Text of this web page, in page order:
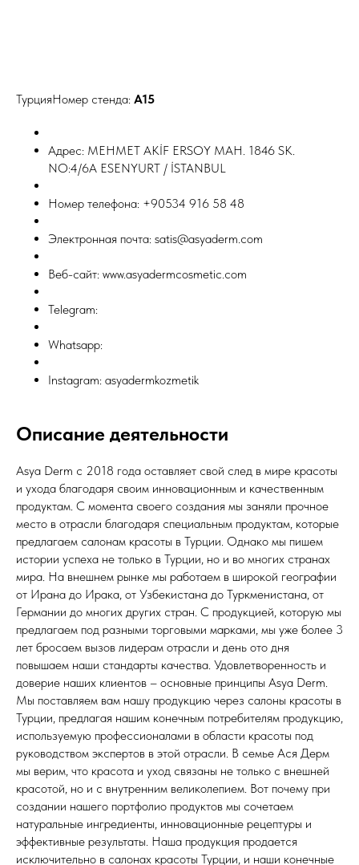
ТурцияНомер стенда: A15
Адрес: MEHMET AKİF ERSOY MAH. 1846 SK.
NO:4/6A ESENYURT / İSTANBUL
Номер телефона: +90534 916 58 48
Электронная почта: satis@asyaderm.com
Веб-сайт: www.asyadermcosmetic.com
Telegram:
Whatsapp:
Instagram: asyadermkozmetik
Описание деятельности
Asya Derm с 2018 года оставляет свой след в мире красоты
и ухода благодаря своим инновационным и качественным
продуктам. С момента своего создания мы заняли прочное
место в отрасли благодаря специальным продуктам, которые
предлагаем салонам красоты в Турции. Однако мы пишем
истории успеха не только в Турции, но и во многих странах
мира. На внешнем рынке мы работаем в широкой географии
от Ирана до Ирака, от Узбекистана до Туркменистана, от
Германии до многих других стран. С продукцией, которую мы
предлагаем под разными торговыми марками, мы уже более 3
лет бросаем вызов лидерам отрасли и день ото дня
повышаем наши стандарты качества. Удовлетворенность и
доверие наших клиентов – основные принципы Asya Derm.
Мы поставляем вам нашу продукцию через салоны красоты в
Турции, предлагая нашим конечным потребителям продукцию,
используемую профессионалами в области красоты под
руководством экспертов в этой отрасли. В семье Ася Дерм
мы верим, что красота и уход связаны не только с внешней
красотой, но и с внутренним великолепием. Вот почему при
создании нашего портфолио продуктов мы сочетаем
натуральные ингредиенты, инновационные рецептуры и
эффективные результаты. Наша продукция продается
исключительно в салонах красоты Турции, и наши конечные